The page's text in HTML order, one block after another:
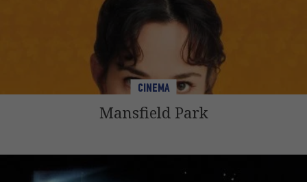
CINEMA
Mansfield Park